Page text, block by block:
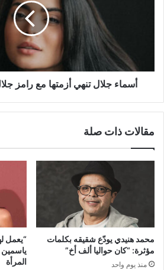
هذا
القرارأسماء جلال تنهي أزمتها مع رامز
مقالات ذات صلة
محمد هنيدي يودّع شقيقه بكلمات
مؤثرة: “كان حواليا ألف أخ”
منذ يوم واحد
“يعمل
المرأة